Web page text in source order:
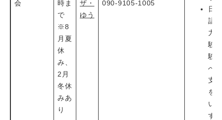
会
時ま
で
※8
月夏
休
み、
2月
冬休
みあ
り
ザ・
ゆう
090-9105-1005
日
語
力
験
験
へ
支
を
い
す